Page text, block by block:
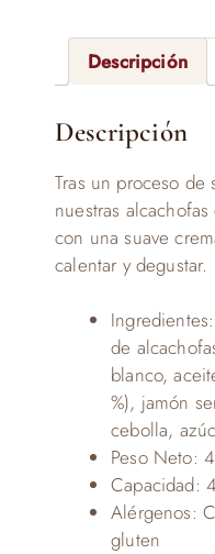
Descripción
Descripción
Tras un proceso
nuestras
con una suave
calentar y degustar.
de
blanco,
%), jamón
cebolla,
Peso Neto:
Capacidad:
Alérgenos:
gluten